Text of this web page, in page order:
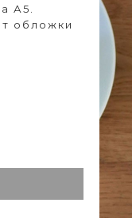
А5.
обложки